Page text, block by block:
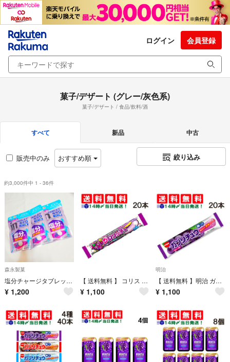
ログイン 会員登録
菓子/デザート (グレー/灰色系)
菓子/デザート / 食品/飲料/酒
すべて 新品 中古
販売中のみ おすすめ順 絞り込み
約3,000件中 1 - 36件
森永製菓
塩分チャージタブレット★森永in塩分+プラス★グレープ味★鉄分ぶどう糖
¥ 1,200
【 送料無料 】 コリス カジリッチョ グレープ＆ソーダ 20本 まとめ買い
¥ 1,100
明治
【 送料無料 】明治 ガブリチュウ グレープ 20本 まとめ買い
¥ 1,100